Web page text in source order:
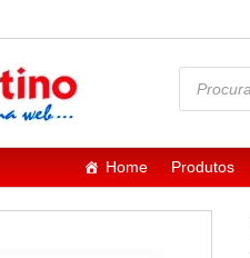
Pesquisar
produtos
Home Produtos